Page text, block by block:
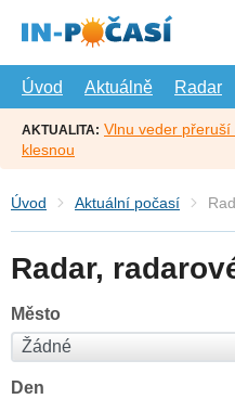
hlavní
Úvod
Aktuálně Radar
AKTUALITA: Vlnu veder
klesnou
Úvod Aktuální počasí
Radar,
Město
Den